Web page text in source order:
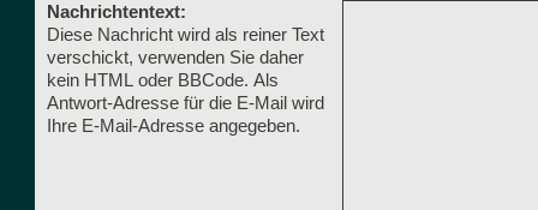
Nachrichtentext:
Diese Nachricht wird als reiner Text
verschickt, verwenden Sie daher
kein HTML oder BBCode. Als
Antwort-Adresse für die E-Mail wird
Ihre E-Mail-Adresse angegeben.